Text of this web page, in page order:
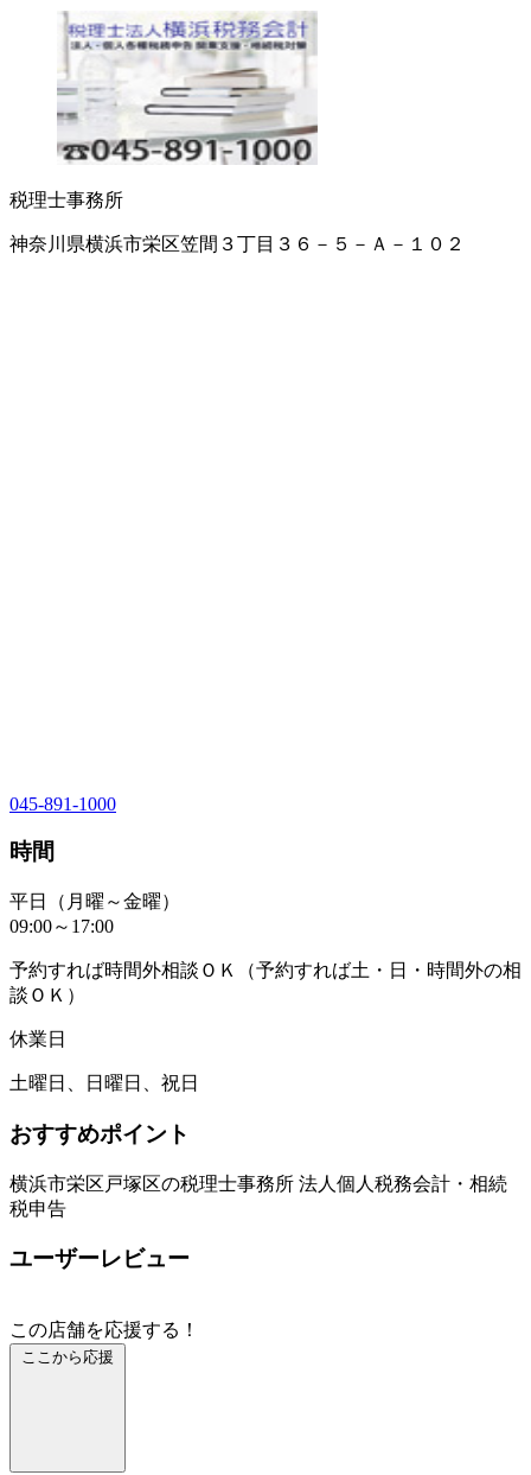
税理士事務所
神奈川県横浜市栄区笠間３丁目３６－５－Ａ－１０２
045-891-1000
時間
平日（月曜～金曜）
09:00～17:00
予約すれば時間外相談ＯＫ（予約すれば土・日・時間外の相
談ＯＫ）
休業日
土曜日、日曜日、祝日
おすすめポイント
横浜市栄区戸塚区の税理士事務所 法人個人税務会計・相続
税申告
ユーザーレビュー
この店舗を応援する！
ここから応援